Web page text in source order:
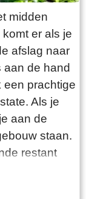
van een
van
gestopt.
dus nog vol
Ik hoor
zijn, in
dat ze het
hun
stoppen
midden
er als je
afslag naar
aan de hand
een prachtige
Als je
aan de
staan.
restant
geeft
In het